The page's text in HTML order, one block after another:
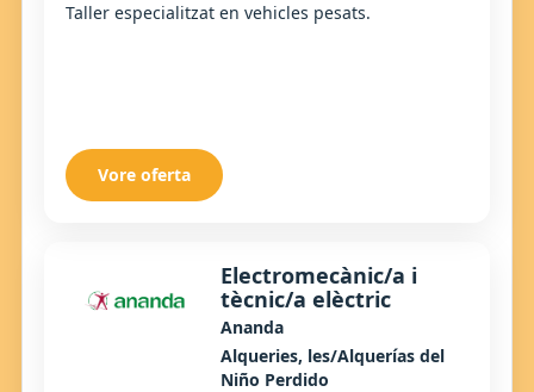
Taller especialitzat en vehicles pesats.
Vore oferta
Electromecànic/a i
tècnic/a elèctric
Ananda
Alqueries, les/Alquerías del
Niño Perdido